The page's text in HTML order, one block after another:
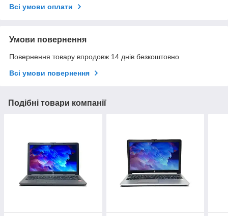
Всі умови оплати
Умови повернення
Повернення товару впродовж 14 днів безкоштовно
Всі умови повернення
Подібні товари компанії